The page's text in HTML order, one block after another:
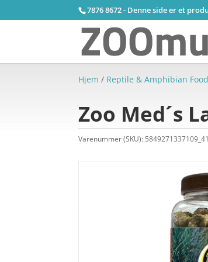
7876 8672 - Denne side er et
Hjem / Reptile & Amphibian Food
Zoo Med´s
Varenummer (SKU):